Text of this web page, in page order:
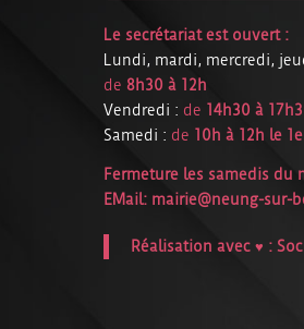
Le secrétariat est ouvert :
Lundi, mardi, mercredi,
de 8h30 à 12h
Vendredi : de 14h30 à
Samedi : de 10h à 12h le
Fermeture les samedis du
EMail: mairie@neung-sur-
Réalisation avec ♥ :